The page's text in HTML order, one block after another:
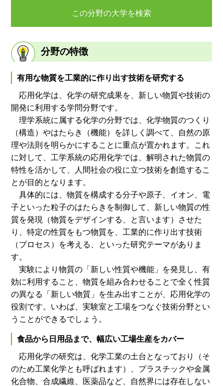
この分野の大学を検索
分野の特徴
有用な物質を工業的に作り出す技術を研究する
応用化学は、化学の研究成果を、新しい物質や技術の
開発に利用する学問分野です。
理学系統に属する化学の分野では、化学物質のつくり
（構造）やはたらき（機能）を詳しく調べて、自然の原
理や法則を明らかにすることに重点が置かれます。これ
に対して、工学系統の応用化学では、解明された物質の
特性を活かして、人間社会の役に立つ技術を創造するこ
とが目的となります。
具体的には、物質を構成する分子や原子、イオン、電
子といった粒子のはたらきを制御して、新しい物質の性
質を発現（物質をデザインする、と言います）させた
り、特定の性質をもつ物質を、工業的に作り出す技術
（プロセス）を考える、といった研究テーマがありま
す。
実験により物質の「新しい性質や機能」を発見し、有
効に利用すること、物質を組み合わせることで全く性質
の異なる「新しい物質」を生み出すことが、応用化学の
役割です。いわば、実験室と工場をつなぐ技術分野とい
うことができるでしょう。
食品から日用品まで、幅広い工場生産をカバー
応用化学の研究は、化学工業の土台となっており（そ
のため工業化学とも呼ばれます）、プラスチックや金属
化合物、合成繊維、医薬品など、自然界には存在しない